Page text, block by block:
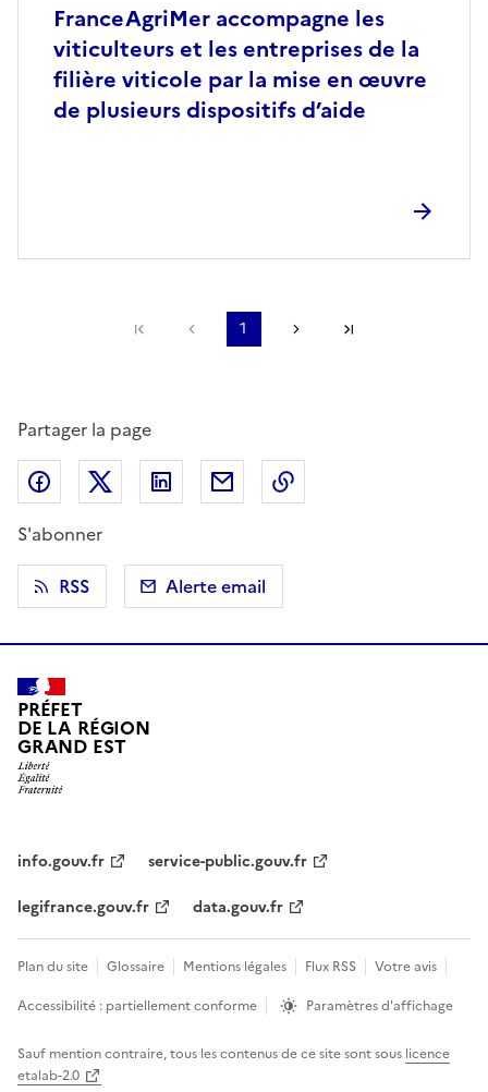
FranceAgriMer accompagne les
viticulteurs et les entreprises de la
filière viticole par la mise en œuvre
de plusieurs dispositifs d’aide
Première pagePage précédente
1 Page suivante
Partager la page
Partager sur Facebook
Partager sur X (anciennement Twitter)
Partager sur LinkedIn
Partager par email
S'abonner
RSS
Alerte email
PRÉFET
DE LA RÉGION
GRAND EST
info.gouv.fr
service-public.gouv.fr
legifrance.gouv.fr
data.gouv.fr
Plan du site Glossaire Mentions légales Flux RSS
Votre avis
Accessibilité : partiellement conforme
Paramètres d'affichage
Sauf mention contraire, tous les contenus de ce site sont sous licence
etalab-2.0